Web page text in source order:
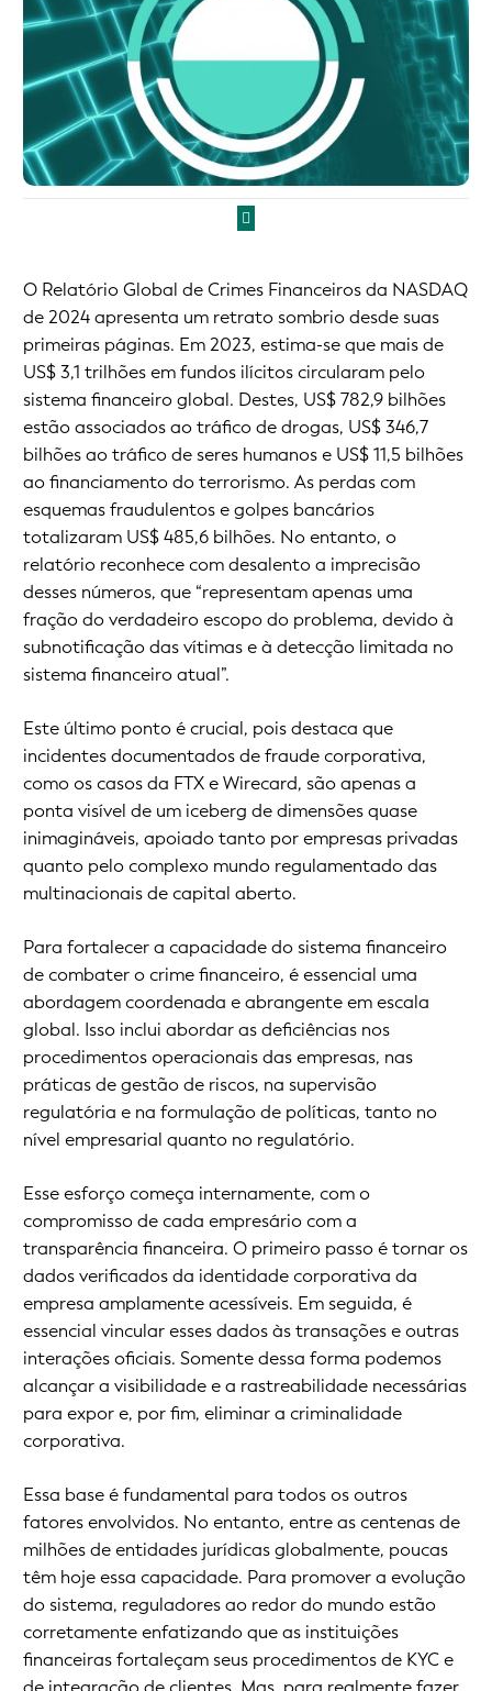
O Relatório Global de Crimes Financeiros da NASDAQ
de 2024 apresenta um retrato sombrio desde suas
primeiras páginas. Em 2023, estima-se que mais de
US$ 3,1 trilhões em fundos ilícitos circularam pelo
sistema financeiro global. Destes, US$ 782,9 bilhões
estão associados ao tráfico de drogas, US$ 346,7
bilhões ao tráfico de seres humanos e US$ 11,5 bilhões
ao financiamento do terrorismo. As perdas com
esquemas fraudulentos e golpes bancários
totalizaram US$ 485,6 bilhões. No entanto, o
relatório reconhece com desalento a imprecisão
desses números, que “representam apenas uma
fração do verdadeiro escopo do problema, devido à
subnotificação das vítimas e à detecção limitada no
sistema financeiro atual”.
Este último ponto é crucial, pois destaca que
incidentes documentados de fraude corporativa,
como os casos da FTX e Wirecard, são apenas a
ponta visível de um iceberg de dimensões quase
inimagináveis, apoiado tanto por empresas privadas
quanto pelo complexo mundo regulamentado das
multinacionais de capital aberto.
Para fortalecer a capacidade do sistema financeiro
de combater o crime financeiro, é essencial uma
abordagem coordenada e abrangente em escala
global. Isso inclui abordar as deficiências nos
procedimentos operacionais das empresas, nas
práticas de gestão de riscos, na supervisão
regulatória e na formulação de políticas, tanto no
nível empresarial quanto no regulatório.
Esse esforço começa internamente, com o
compromisso de cada empresário com a
transparência financeira. O primeiro passo é tornar os
dados verificados da identidade corporativa da
empresa amplamente acessíveis. Em seguida, é
essencial vincular esses dados às transações e outras
interações oficiais. Somente dessa forma podemos
alcançar a visibilidade e a rastreabilidade necessárias
para expor e, por fim, eliminar a criminalidade
corporativa.
Essa base é fundamental para todos os outros
fatores envolvidos. No entanto, entre as centenas de
milhões de entidades jurídicas globalmente, poucas
têm hoje essa capacidade. Para promover a evolução
do sistema, reguladores ao redor do mundo estão
corretamente enfatizando que as instituições
financeiras fortaleçam seus procedimentos de KYC e